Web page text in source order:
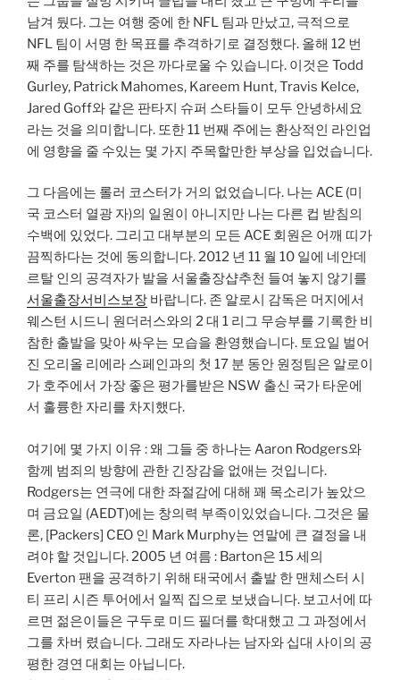
남겨 뒀다. 그는 여행 중에 한 NFL 팀과 만났고, 극적으로
NFL 팀이 서명 한 목표를 추격하기로 결정했다. 올해 12 번
째 주를 탐색하는 것은 까다로울 수 있습니다. 이것은 Todd
Gurley, Patrick Mahomes, Kareem Hunt, Travis Kelce,
Jared Goff와 같은 판타지 슈퍼 스타들이 모두 안녕하세요
라는 것을 의미합니다. 또한 11 번째 주에는 환상적인 라인업
에 영향을 줄 수있는 몇 가지 주목할만한 부상을 입었습니다.
그 다음에는 롤러 코스터가 거의 없었습니다. 나는 ACE (미
국 코스터 열광 자)의 일원이 아니지만 나는 다른 컵 받침의
수백에 있었다. 그리고 대부분의 모든 ACE 회원은 어깨 띠가
끔찍하다는 것에 동의합니다. 2012 년 11 월 10 일에 네안데
르탈 인의 공격자가 발을 서울출장샵추천 들여 놓지 않기를
서울출장서비스보장 바랍니다. 존 알로시 감독은 머지에서
웨스턴 시드니 원더러스와의 2 대 1 리그 무승부를 기록한 비
참한 출발을 맞아 싸우는 모습을 환영했습니다. 토요일 벌어
진 오리올 리에라 스페인과의 첫 17 분 동안 원정팀은 알로이
가 호주에서 가장 좋은 평가를받은 NSW 출신 국가 타운에
서 훌륭한 자리를 차지했다.
여기에 몇 가지 이유 : 왜 그들 중 하나는 Aaron Rodgers와
함께 범죄의 방향에 관한 긴장감을 없애는 것입니다.
Rodgers는 연극에 대한 좌절감에 대해 꽤 목소리가 높았으
며 금요일 (AEDT)에는 창의력 부족이있었습니다. 그것은 물
론, [Packers] CEO 인 Mark Murphy는 연말에 큰 결정을 내
려야 할 것입니다. 2005 년 여름 : Barton은 15 세의
Everton 팬을 공격하기 위해 태국에서 출발 한 맨체스터 시
티 프리 시즌 투어에서 일찍 집으로 보냈습니다. 보고서에 따
르면 젊은이들은 구두로 미드 필더를 학대했고 그 과정에서
그를 차버 렸습니다. 그래도 자라나는 남자와 십대 사이의 공
평한 경연 대회는 아닙니다.